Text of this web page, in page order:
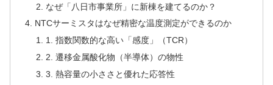
なぜ「八日市事業所」に新棟を建てるのか？
NTCサーミスタはなぜ精密な温度測定ができるのか
1. 指数関数的な高い「感度」（TCR）
2. 遷移金属酸化物（半導体）の物性
3. 熱容量の小ささと優れた応答性